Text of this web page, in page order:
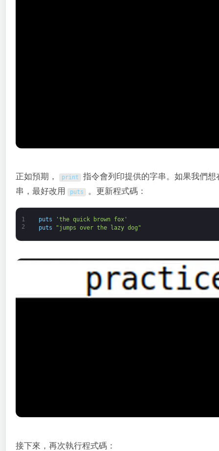
正如預期， print 指令會列印提供的字串。如果我們想
串，最好改用
puts 。更新程式碼：
1
2
puts
'the quick brown fox'
puts
"jumps over the lazy dog"
接下來，再次執行程式碼：